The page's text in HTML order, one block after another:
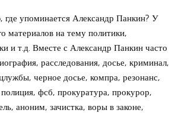
упоминается Александр Панкин? У
материалов на тему политики,
и т.д. Вместе с Александр Панкин часто
расследования, досье, криминал,
черное досье, компра, резонанс,
фсб, прокуратура, прокурор,
аноним, зачистка, воры в законе,